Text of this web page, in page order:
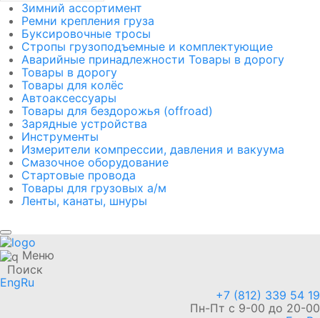
Зимний ассортимент
Ремни крепления груза
Буксировочные тросы
Стропы грузоподъемные и комплектующие
Аварийные принадлежности Товары в дорогу
Товары в дорогу
Товары для колёс
Автоаксессуары
Товары для бездорожья (offroad)
Зарядные устройства
Инструменты
Измерители компрессии, давления и вакуума
Смазочное оборудование
Стартовые провода
Товары для грузовых а/м
Ленты, канаты, шнуры
Меню
Поиск
EngRu
+7 (812) 339 54 19
Пн-Пт с 9-00 до 20-00